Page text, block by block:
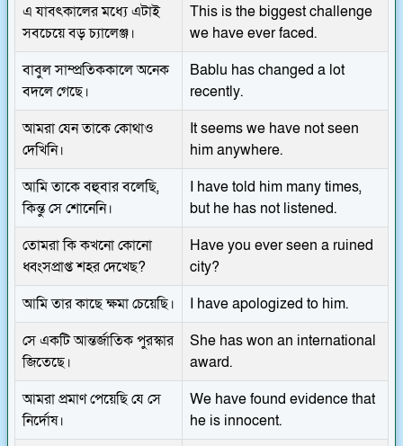
এ যাবৎকালের মধ্যে এটাই
সবচেয়ে বড় চ্যালেঞ্জ।
This is the biggest challenge
we have ever faced.
বাবুল সাম্প্রতিককালে অনেক
বদলে গেছে।
Bablu has changed a lot
recently.
আমরা যেন তাকে কোথাও
দেখিনি।
It seems we have not seen
him anywhere.
আমি তাকে বহুবার বলেছি,
কিন্তু সে শোনেনি।
I have told him many times,
but he has not listened.
তোমরা কি কখনো কোনো
ধ্বংসপ্রাপ্ত শহর দেখেছ?
Have you ever seen a ruined
city?
আমি তার কাছে ক্ষমা চেয়েছি।
I have apologized to him.
সে একটি আন্তর্জাতিক পুরস্কার
জিতেছে।
She has won an international
award.
আমরা প্রমাণ পেয়েছি যে সে
নির্দোষ।
We have found evidence that
he is innocent.